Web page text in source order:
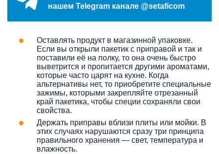
нашем Telegram канале @setaficom
Оставлять продукт в магазинной упаковке.
Если вы открыли пакетик с приправой и так и
поставили её на полку, то она очень быстро
выветрится и пропитается другими ароматами,
которые часто царят на кухне. Когда
альтернативы нет, то приобретите специальные
зажимы, которыми закрепляйте отрезанный
край пакетика, чтобы специи сохраняли свои
свойства.
Держать приправы вблизи плиты или мойки. В
этих случаях нарушаются сразу три принципа
правильного хранения — свет, температура и
влажность.